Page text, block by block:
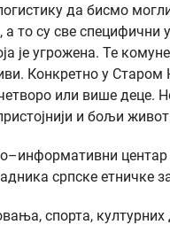
да бисмо
то су све специфични
је угрожена. Те
Конкретно у Старом
или више деце.
и бољи
центар
српске етничке
спорта,